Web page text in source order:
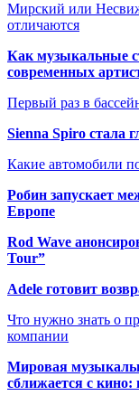
Мирский или
отличаются
Как музыкальные
современных
Первый раз в
Sienna Spiro стала
Какие автомобили
Робин запускает
Европе
Rod Wave
Tour”
Adele готовит
Что нужно знать о
компании
Мировая
сближается с